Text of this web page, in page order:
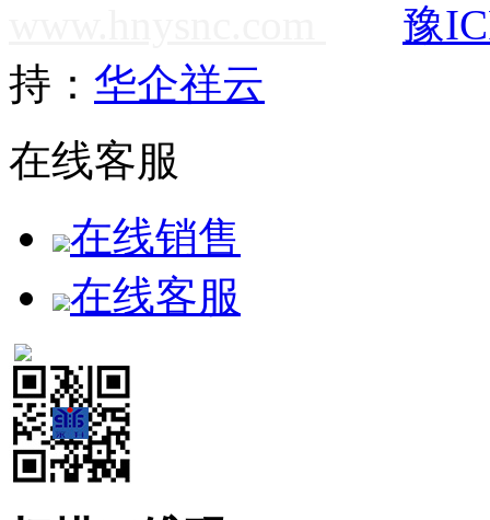
豫
持： 华企祥云
在线客服
在线销售
在线客服